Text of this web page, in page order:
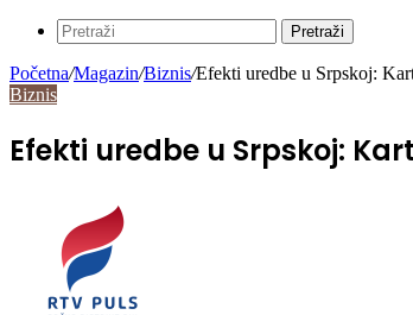
Pretraži
Početna/Magazin/Biznis/Efekti uredbe u Srpskoj:
Biznis
Efekti uredbe u Srpskoj: